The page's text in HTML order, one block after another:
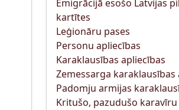
Emigrācijā esošo Latvijas
kartītes
Leģionāru pases
Personu apliecības
Karaklausības apliecības
Zemessarga karaklausības
Padomju armijas
Kritušo, pazudušo